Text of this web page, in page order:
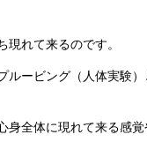
れて来るのです。
ルービング（人体実験）
身全体に現れて来る感